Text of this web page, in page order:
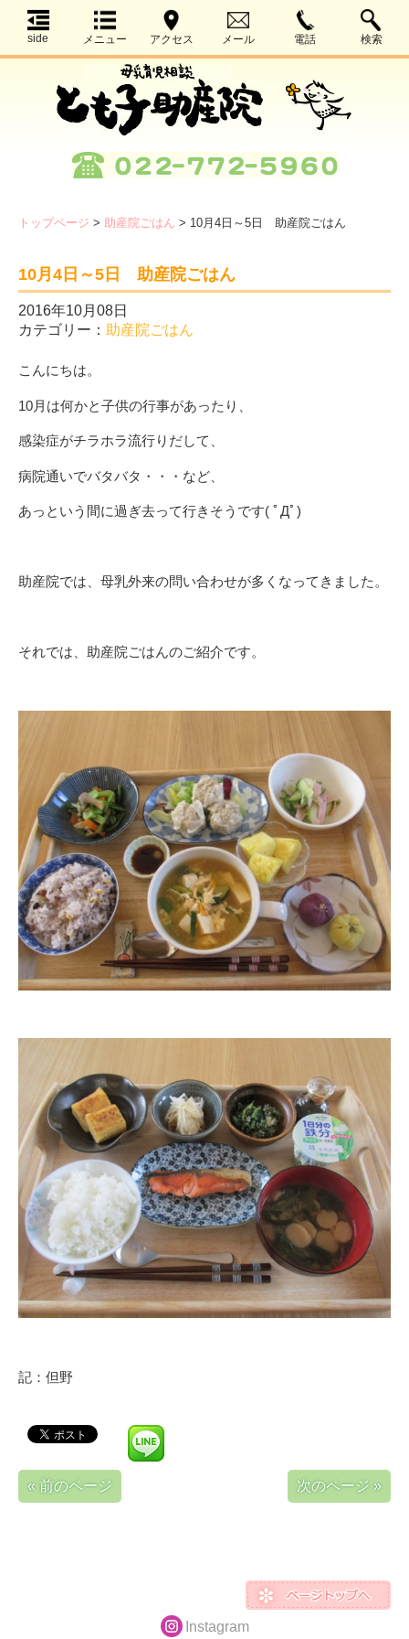
side メニュー アクセス メール 電話 検索
トップページ > 助産院ごはん > 10月4日～5日 助産院ごはん
10月4日～5日 助産院ごはん
2016年10月08日
カテゴリー： 助産院ごはん
こんにちは。
10月は何かと子供の行事があったり、
感染症がチラホラ流行りだして、
病院通いでバタバタ・・・など、
あっという間に過ぎ去って行きそうです( ﾟДﾟ)
助産院では、母乳外来の問い合わせが多くなってきました。
それでは、助産院ごはんのご紹介です。
記：但野
« 前のページ 次のページ »
Instagram